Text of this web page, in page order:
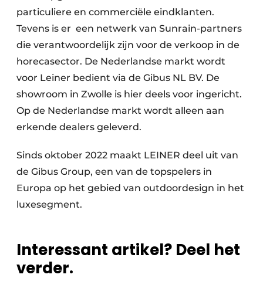
particuliere en commerciële eindklanten.
Tevens is er een netwerk van Sunrain-partners
die verantwoordelijk zijn voor de verkoop in de
horecasector. De Nederlandse markt wordt
voor Leiner bedient via de Gibus NL BV. De
showroom in Zwolle is hier deels voor ingericht.
Op de Nederlandse markt wordt alleen aan
erkende dealers geleverd.
Sinds oktober 2022 maakt LEINER deel uit van
de Gibus Group, een van de topspelers in
Europa op het gebied van outdoordesign in het
luxesegment.
Interessant artikel? Deel het
verder.